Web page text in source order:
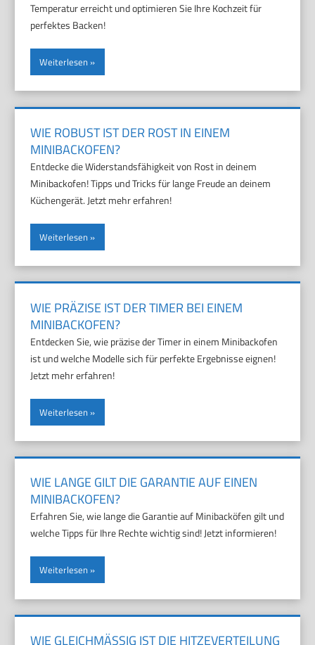
Temperatur erreicht und optimieren Sie Ihre Kochzeit für
perfektes Backen!
Weiterlesen
WIE ROBUST IST DER ROST IN EINEM
MINIBACKOFEN?
Entdecke die Widerstandsfähigkeit von Rost in deinem
Minibackofen! Tipps und Tricks für lange Freude an deinem
Küchengerät. Jetzt mehr erfahren!
Weiterlesen
WIE PRÄZISE IST DER TIMER BEI EINEM
MINIBACKOFEN?
Entdecken Sie, wie präzise der Timer in einem Minibackofen
ist und welche Modelle sich für perfekte Ergebnisse eignen!
Jetzt mehr erfahren!
Weiterlesen
WIE LANGE GILT DIE GARANTIE AUF EINEN
MINIBACKOFEN?
Erfahren Sie, wie lange die Garantie auf Minibacköfen gilt und
welche Tipps für Ihre Rechte wichtig sind! Jetzt informieren!
Weiterlesen
WIE GLEICHMÄSSIG IST DIE HITZEVERTEILUNG B